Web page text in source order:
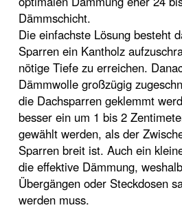
Dämmschicht.
Die einfachste Lösung besteht
Sparren ein Kantholz
nötige Tiefe zu erreichen.
Dämmwolle großzügig
die Dachsparren geklemmt
besser ein um 1 bis 2
gewählt werden, als der
Sparren breit ist. Auch ein
die effektive Dämmung,
Übergängen oder Steckdosen
werden muss.